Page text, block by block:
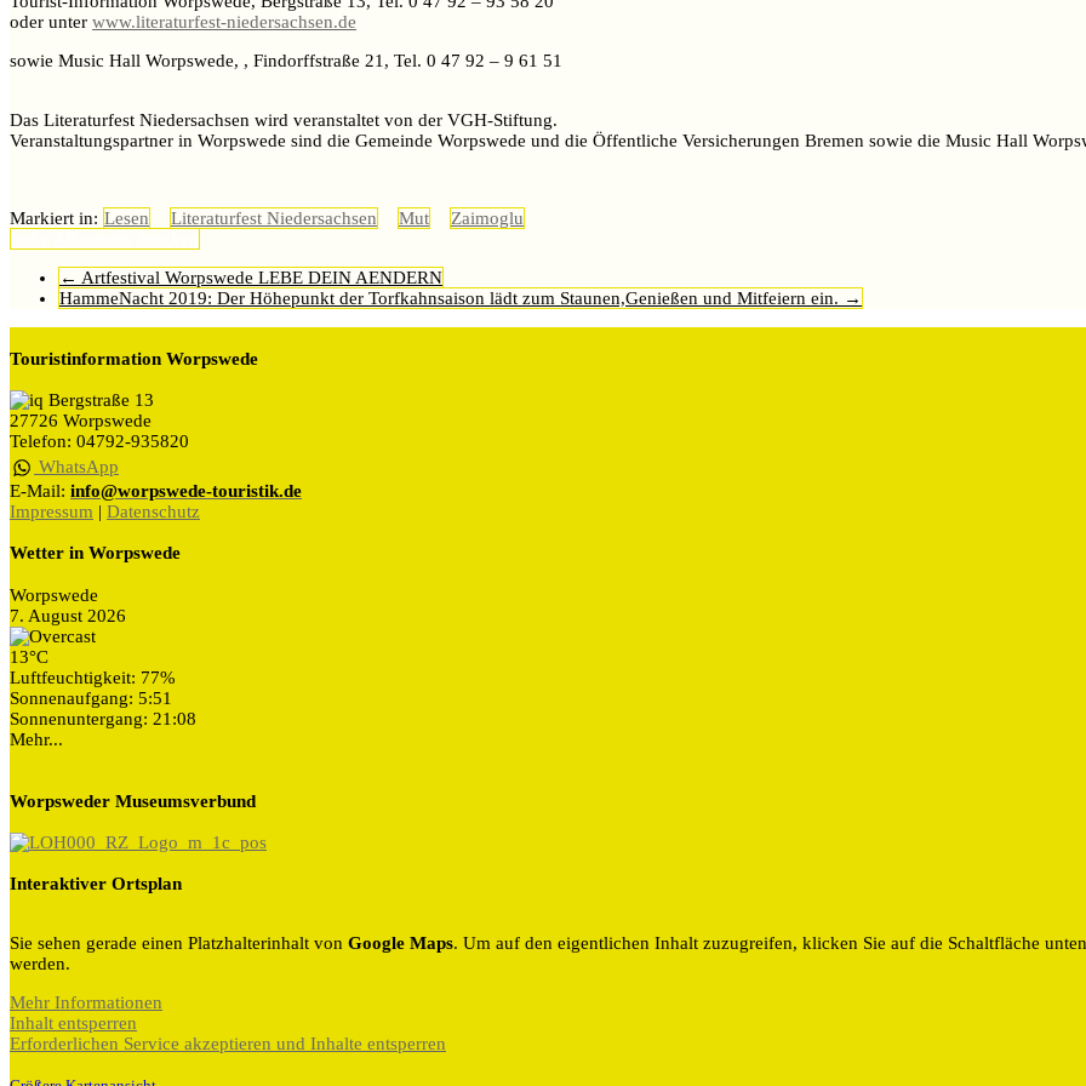
oder unter www.literaturfest-niedersachsen.de
sowie Music Hall Worpswede, , Findorffstraße 21, Tel. 0 47 92 – 9 61 51
Das Literaturfest Niedersachsen wird veranstaltet von der VGH-Stiftung.
Veranstaltungspartner in Worpswede sind die Gemeinde Worpswede und die Öffentliche Versicherungen Bremen sowie die Music Hall
Markiert in: Lesen Literaturfest Niedersachsen Mut
Zaimoglu
← Artfestival Worpswede LEBE DEIN AENDERN
HammeNacht 2019: Der Höhepunkt der Torfkahnsaison lädt zum Staunen,Genießen und Mitfeiern ein. →
Touristinformation Worpswede
Bergstraße 13
27726 Worpswede
Telefon: 04792-935820
WhatsApp
E-Mail: info@worpswede-touristik.de
Impressum | Datenschutz
Wetter in Worpswede
Worpswede
7. August 2026
13°C
Luftfeuchtigkeit: 77%
Sonnenaufgang: 5:51
Sonnenuntergang: 21:08
Mehr...
Worpsweder Museumsverbund
Interaktiver Ortsplan
Sie sehen gerade einen Platzhalterinhalt von Google Maps. Um auf den eigentlichen Inhalt zuzugreifen, klicken Sie auf die Schaltfläche
werden.
Mehr Informationen
Inhalt entsperren
Erforderlichen Service akzeptieren und Inhalte entsperren